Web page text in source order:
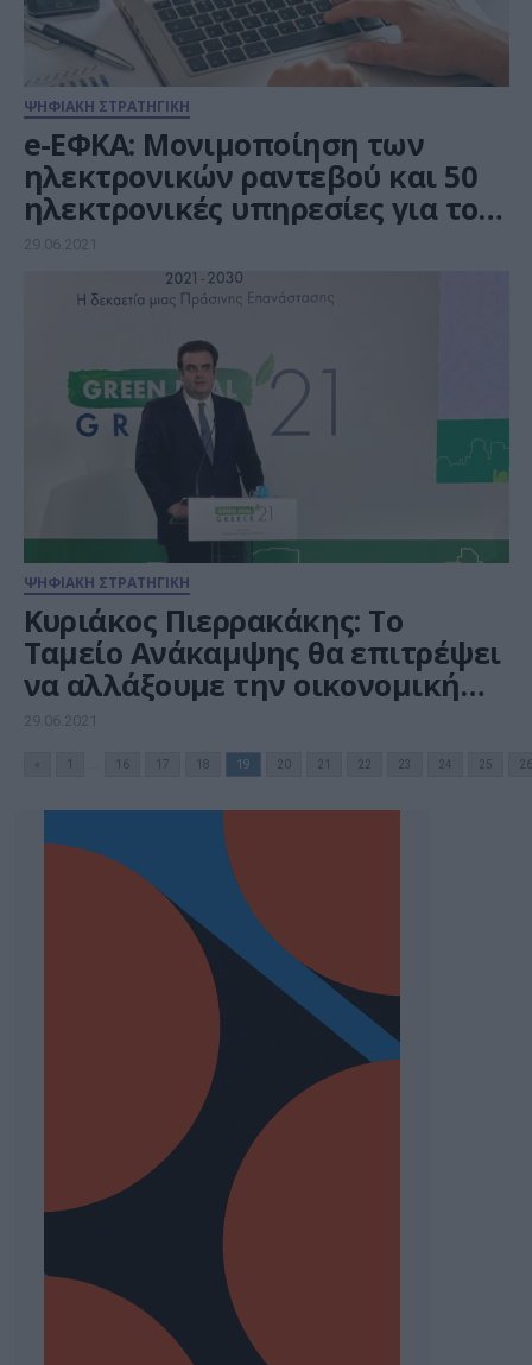
ΨΗΦΙΑΚΗ ΣΤΡΑΤΗΓΙΚΗ
e-ΕΦΚΑ: Mονιμοποίηση των
ηλεκτρονικών ραντεβού και 50
ηλεκτρονικές υπηρεσίες για τον
πολίτη
29.06.2021
ΨΗΦΙΑΚΗ ΣΤΡΑΤΗΓΙΚΗ
Κυριάκος Πιερρακάκης: Το
Ταμείο Ανάκαμψης θα επιτρέψει
να αλλάξουμε την οικονομική
επίδοσή μας
29.06.2021
16 17 18 19 20 21 22 23 24 25 26